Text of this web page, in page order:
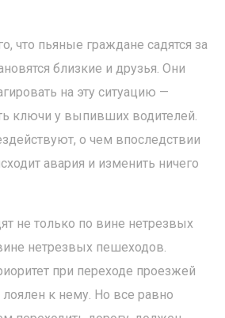
что пьяные граждане садятся за
близкие и друзья. Они
на эту ситуацию —
ключи у выпивших водителей.
о чем впоследствии
авария и изменить ничего
не только по вине нетрезвых
нетрезвых пешеходов.
при переходе проезжей
лоялен к нему. Но все равно